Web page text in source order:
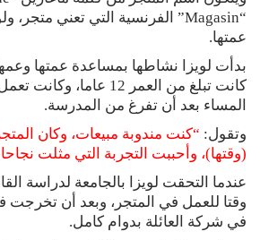
عمتها.
بدأت لويزا نشاطها بمساعدة عمتها
كانت تبلغ من العمر 12
المساء بعد أن تفرغ من المدرسة.
وتقول: “كنت مندوبة مبيعات، وكان
(وقتها)، وأحببت التجربة التي مثلت
عندما التحقت لويزا بالجامعة لدراسة
وقتا للعمل في المتجر، وبعد أن تخرجت
في شركة العائلة بدوام كامل.